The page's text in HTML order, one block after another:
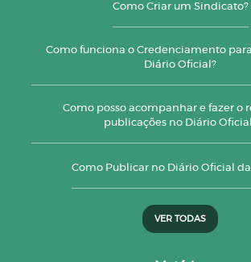
Como Criar um Sindicato?
Como funciona o Credenciamento
Diário Oficial?
Como posso acompanhar e fazer o
publicações no Diário
Como Publicar no Diário Oficial
VER TODAS